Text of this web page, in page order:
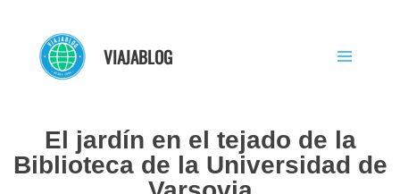
contenido
VIAJABLOG
El jardín en el tejado de la
Biblioteca de la Universidad de